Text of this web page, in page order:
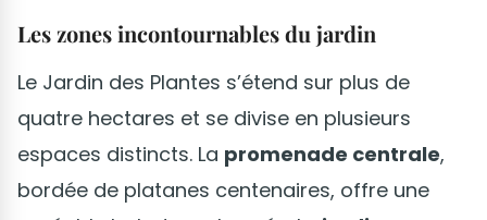
Les zones incontournables du jardin
Le Jardin des Plantes s’étend sur plus de
quatre hectares et se divise en plusieurs
espaces distincts. La promenade centrale,
bordée de platanes centenaires, offre une